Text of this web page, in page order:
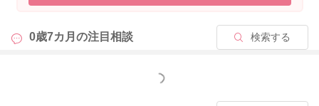
0歳7カ月の注目相談 検索する
もっと見る